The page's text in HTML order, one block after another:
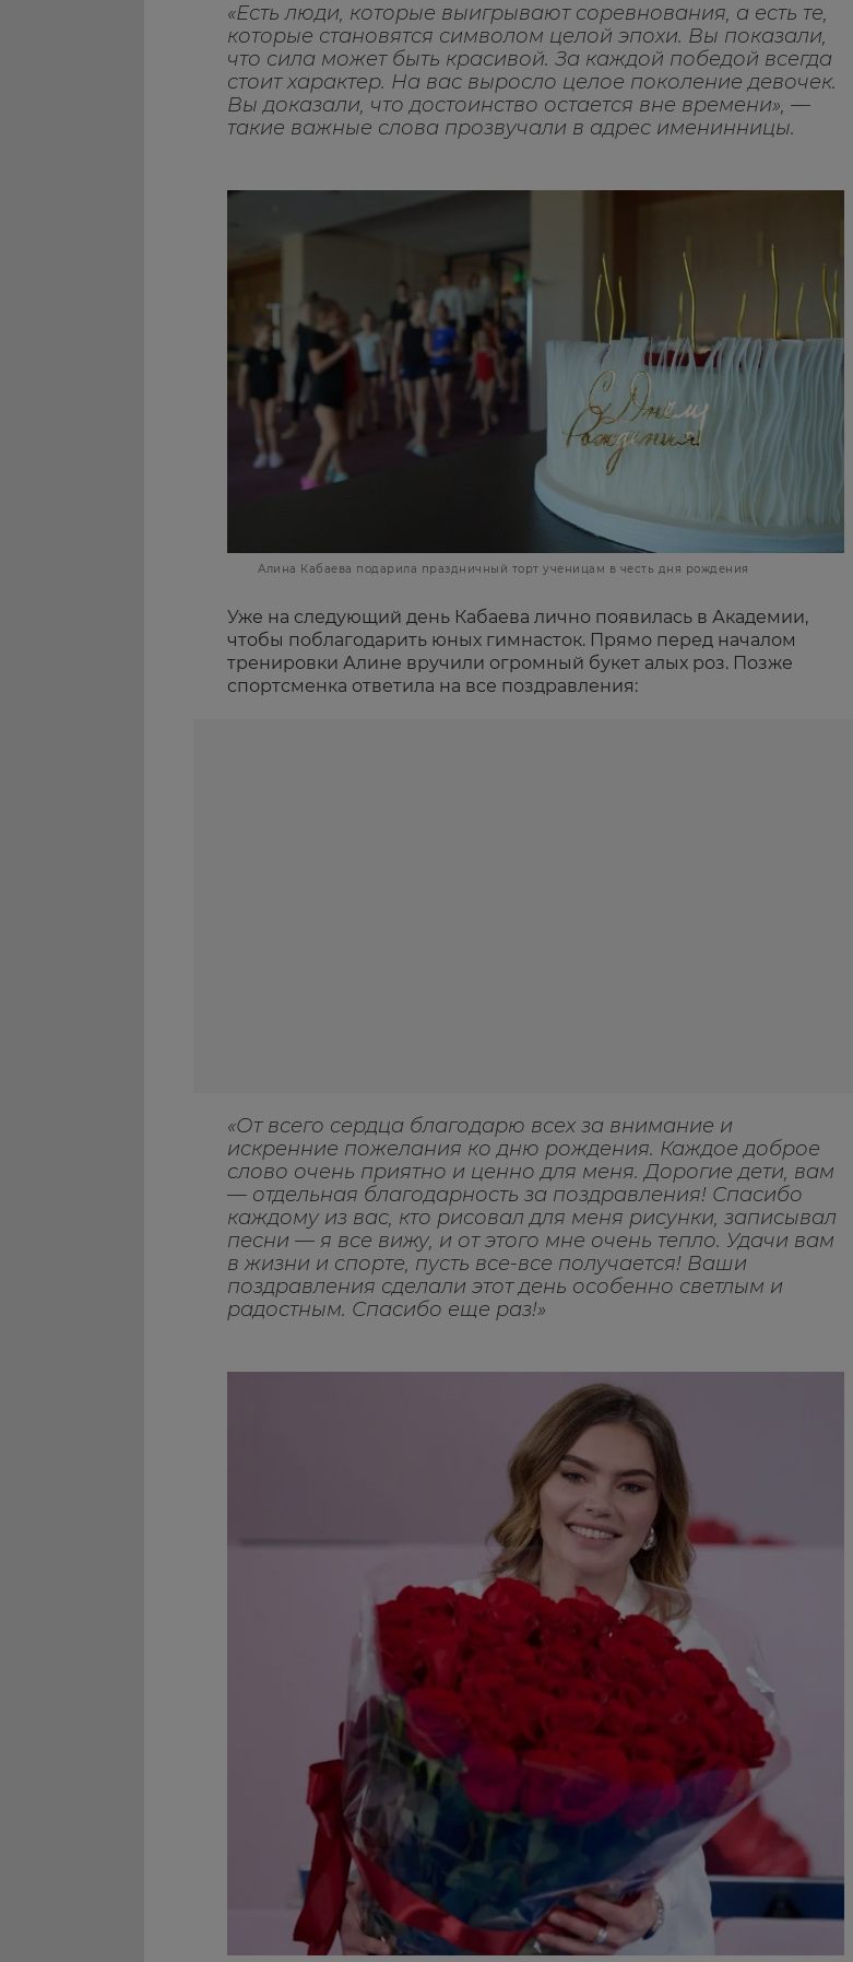
«Есть люди, которые выигрывают соревнования, а есть те,
которые становятся символом целой эпохи. Вы показали,
что сила может быть красивой. За каждой победой всегда
стоит характер. На вас выросло целое поколение девочек.
Вы доказали, что достоинство остается вне времени», —
такие важные слова прозвучали в адрес именинницы.
Алина Кабаева подарила праздничный торт ученицам в честь дня рождения
Уже на следующий день Кабаева лично появилась в Академии,
чтобы поблагодарить юных гимнасток. Прямо перед началом
тренировки Алине вручили огромный букет алых роз. Позже
спортсменка ответила на все поздравления:
«От всего сердца благодарю всех за внимание и
искренние пожелания ко дню рождения. Каждое доброе
слово очень приятно и ценно для меня. Дорогие дети, вам
— отдельная благодарность за поздравления! Спасибо
каждому из вас, кто рисовал для меня рисунки, записывал
песни — я все вижу, и от этого мне очень тепло. Удачи вам
в жизни и спорте, пусть все-все получается! Ваши
поздравления сделали этот день особенно светлым и
радостным. Спасибо еще раз!»